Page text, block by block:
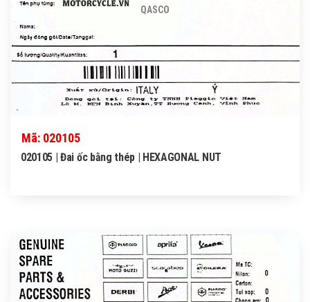
QASCO
Mã: 020105
020105 | Đai ốc bằng thép | HEXAGONAL NUT